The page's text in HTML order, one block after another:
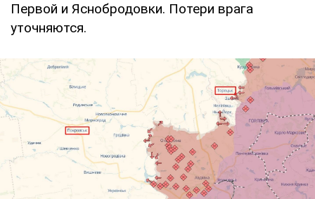
Первой и Яснобродовки. Потери врага
уточняются.